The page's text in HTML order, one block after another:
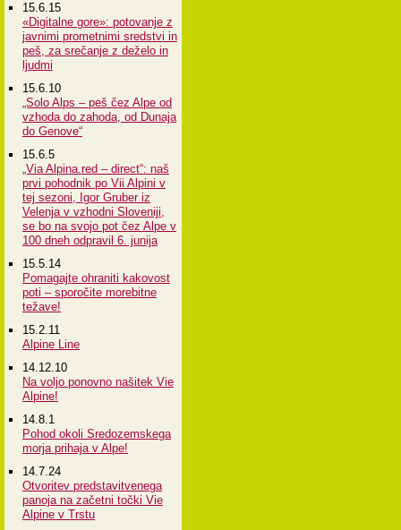
15.6.15
«Digitalne gore»: potovanje z
javnimi prometnimi sredstvi in
peš, za srečanje z deželo in
ljudmi
15.6.10
„Solo Alps – peš čez Alpe od
vzhoda do zahoda, od Dunaja
do Genove“
15.6.5
„Via Alpina.red – direct“: naš
prvi pohodnik po Vii Alpini v
tej sezoni, Igor Gruber iz
Velenja v vzhodni Sloveniji,
se bo na svojo pot čez Alpe v
100 dneh odpravil 6. junija
15.5.14
Pomagajte ohraniti kakovost
poti – sporočite morebitne
težave!
15.2.11
Alpine Line
14.12.10
Na voljo ponovno našitek Vie
Alpine!
14.8.1
Pohod okoli Sredozemskega
morja prihaja v Alpe!
14.7.24
Otvoritev predstavitvenega
panoja na začetni točki Vie
Alpine v Trstu